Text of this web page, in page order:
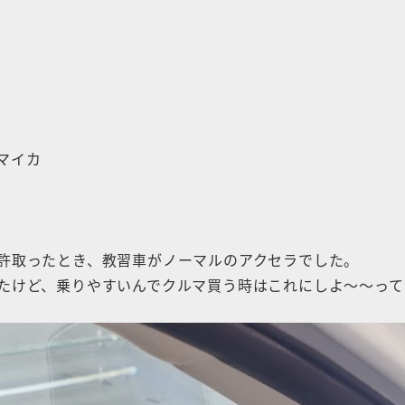
イカ
ったとき、教習車がノーマルのアクセラでした。
けど、乗りやすいんでクルマ買う時はこれにしよ〜〜っ